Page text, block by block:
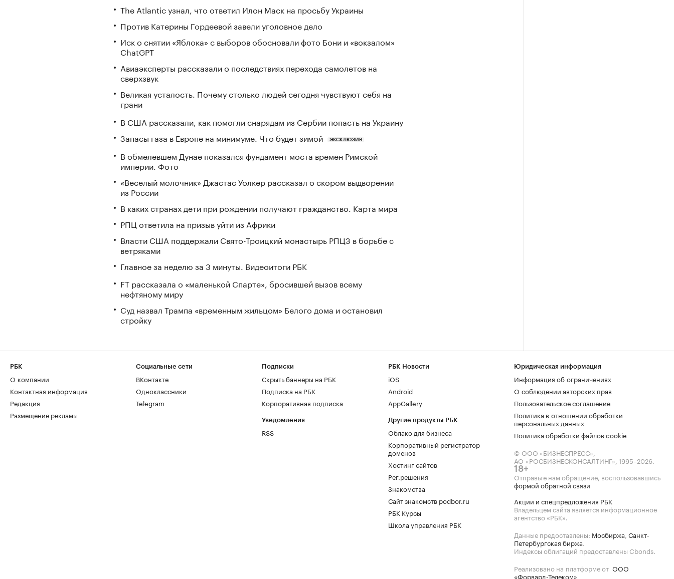
The Atlantic узнал, что ответил Илон Маск на просьбу Украины
Против Катерины Гордеевой завели уголовное дело
Иск о снятии «Яблока» с выборов обосновали фото Бони и «вокзалом»
ChatGPT
Авиаэксперты рассказали о последствиях перехода самолетов на
сверхзвук
Великая усталость. Почему столько людей сегодня чувствуют себя на
грани
В США рассказали, как помогли снарядам из Сербии попасть на Украину
Запасы газа в Европе на минимуме. Что будет зимой
ЭКСКЛЮЗИВ
В обмелевшем Дунае показался фундамент моста времен Римской
империи. Фото
«Веселый молочник» Джастас Уолкер рассказал о скором выдворении
из России
В каких странах дети при рождении получают гражданство. Карта мира
РПЦ ответила на призыв уйти из Африки
Власти США поддержали Свято-Троицкий монастырь РПЦЗ в борьбе с
ветряками
Главное за неделю за 3 минуты. Видеоитоги РБК
FT рассказала о «маленькой Спарте», бросившей вызов всему
нефтяному миру
Суд назвал Трампа «временным жильцом» Белого дома и остановил
стройку
РБК
О компании
Контактная информация
Редакция
Размещение рекламы
Социальные сети
ВКонтакте
Одноклассники
Telegram
Подписки
Скрыть баннеры на РБК
Подписка на РБК
Корпоративная подписка
Уведомления
RSS
РБК Новости
iOS
Android
AppGallery
Другие продукты РБК
Облако для бизнеса
Корпоративный регистратор
доменов
Хостинг сайтов
Рег.решения
Знакомства
Сайт знакомств podbor.ru
РБК Курсы
Школа управления РБК
Юридическая информация
Информация об ограничениях
О соблюдении авторских прав
Пользовательское соглашение
Политика в отношении обработки
персональных данных
Политика обработки файлов cookie
© ООО «БИЗНЕСПРЕСС»,
АО «РОСБИЗНЕСКОНСАЛТИНГ», 1995–2026.
18+
Отправьте нам обращение, воспользовавшись
формой обратной связи
Акции и спецпредложения РБК
Владельцем сайта является информационное
агентство «РБК».
Данные предоставлены: Мосбиржа, Санкт-
Петербургская биржа.
Индексы облигаций предоставлены Cbonds.
Реализовано на платформе от ООО
«Форвард-Телеком»